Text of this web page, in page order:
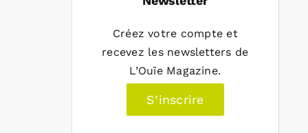
Créez votre compte et
recevez les newsletters de
L’Ouïe Magazine.
S’inscrire